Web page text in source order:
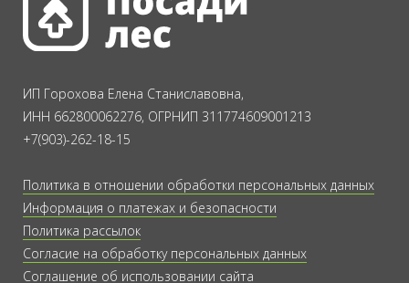
ИП Горохова Елена Станиславовна,
ИНН 662800062276, ОГРНИП 311774609001213
+7(903)-262-18-15
Политика в отношении обработки персональных данных
Информация о платежах и безопасности
Политика рассылок
Согласие на обработку персональных данных
Соглашение об использовании сайта